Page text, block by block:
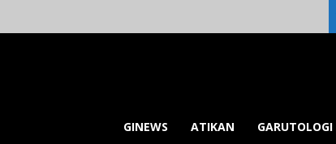
GINEWS ATIKAN GARUTOLOGI